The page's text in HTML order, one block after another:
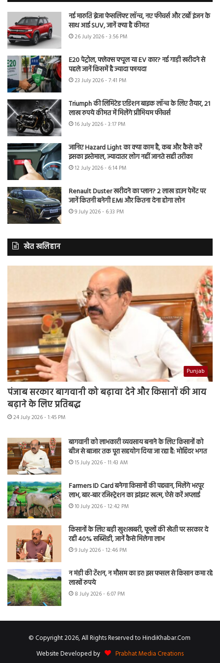
नई मारुति ब्रेजा फेसलिफ्ट लॉन्च, नए फीचर्स और टर्बो इंजन के
साथ आई SUV, जानें क्या है कीमत
26 July 2026 - 3:56 PM
E20 पेट्रोल, फ्लेक्स फ्यूल या EV कार? नई गाड़ी खरीदने से
पहले जानें किसमें है ज्यादा फायदा
23 July 2026 - 7:41 PM
Triumph की लिमिटेड एडिशन बाइक लॉन्च के लिए तैयार, 21
लाख रुपये कीमत में मिलेंगे प्रीमियम फीचर्स
16 July 2026 - 3:17 PM
जानिए Hazard Light का क्या काम है, कब और कैसे करें
इसका इस्तेमाल, ज्यादातर लोग नहीं जानते सही तरीका
12 July 2026 - 6:14 PM
Renault Duster खरीदने का प्लान? 2 लाख डाउन पेमेंट पर
जानें कितनी बनेगी EMI और कितना देना होगा लोन
9 July 2026 - 6:33 PM
खेत खलिहान
Punjab
पंजाब सरकार बागवानी को बढ़ावा देने और किसानों की आय
बढ़ाने के लिए प्रतिबद्ध
24 July 2026 - 1:45 PM
बागवानी को लाभकारी व्यवसाय बनाने के लिए किसानों को
बीज से बाजार तक पूरा सहयोग दिया जा रहा है: मोहिंदर भगत
15 July 2026 - 11:43 AM
Farmers ID Card बनेगा किसानों की पहचान, मिलेंगे भरपूर
लाभ, बार-बार रजिस्ट्रेशन का झंझट खत्म, ऐसे करें अप्लाई
10 July 2026 - 12:42 PM
किसानों के लिए बड़ी खुशखबरी, फूलों की खेती पर सरकार दे
रही 40% सब्सिडी, जानें कैसे मिलेगा लाभ
9 July 2026 - 12:46 PM
न मंडी की टेंशन, न मौसम का डर! इस फसल से किसान कमा रहे
लाखों रुपये
8 July 2026 - 6:07 PM
© Copyright 2026, All Rights Reserved to HindiKhabar.Com
Website Developed by
Prabhat Media Creations